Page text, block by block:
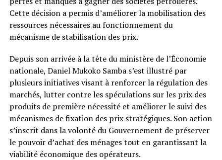
Cette décision a permis d’améliorer la mobilisation des
ressources nécessaires au fonctionnement du
mécanisme de stabilisation des prix.
Depuis son arrivée à la tête du ministère de l’Économie
nationale, Daniel Mukoko Samba s’est illustré par
plusieurs initiatives visant à renforcer la régulation des
marchés, lutter contre les spéculations sur les prix des
produits de première nécessité et améliorer le suivi des
mécanismes de fixation des prix stratégiques. Son action
s’inscrit dans la volonté du Gouvernement de préserver
le pouvoir d’achat des ménages tout en garantissant la
viabilité économique des opérateurs.